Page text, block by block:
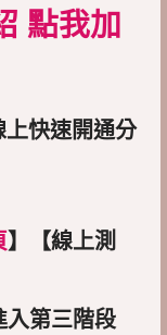
點我加
快速開通分
】【線上測
第三階段